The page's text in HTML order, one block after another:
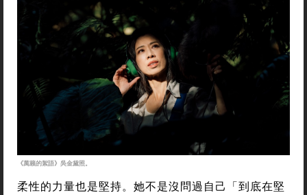
《萬籟的絮語》吳金黛照。
柔性的力量也是堅持。她不是沒問過自己「到底在堅